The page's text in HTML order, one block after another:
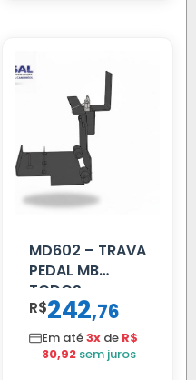
MD602 – TRAVA
PEDAL MB
TODOS
R$242,76
Em até3x de R$
80,92 sem juros